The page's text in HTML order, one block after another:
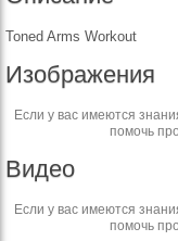
Toned Arms Workout
Изображения
Если у вас имеются
помочь
Видео
Если у вас имеются
помочь